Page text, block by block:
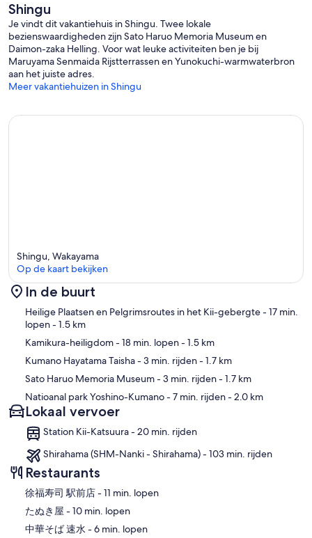
Shingu
Je vindt dit vakantiehuis in Shingu. Twee lokale
bezienswaardigheden zijn Sato Haruo Memoria Museum en
Daimon-zaka Helling. Voor wat leuke activiteiten ben je bij
Maruyama Senmaida Rijstterrassen en Yunokuchi-warmwaterbron
aan het juiste adres.
Meer vakantiehuizen in Shingu
Kaart
Shingu, Wakayama
Op de kaart bekijken
In de buurt
Heilige Plaatsen en Pelgrimsroutes in het Kii-gebergte- 17 min.
lopen- 1.5 km
Kamikura-heiligdom- 18 min. lopen- 1.5 km
Kumano Hayatama Taisha- 3 min. rijden- 1.7 km
Sato Haruo Memoria Museum- 3 min. rijden- 1.7 km
Natioanal park Yoshino-Kumano- 7 min. rijden- 2.0 km
Lokaal vervoer
Station Kii-Katsuura - 20 min. rijden
Shirahama (SHM-Nanki - Shirahama) - 103 min. rijden
Restaurants
‪徐福寿司 駅前店 - ‬11 min. lopen
‪たぬき屋 - ‬10 min. lopen
‪中華そば 速水 - ‬6 min. lopen